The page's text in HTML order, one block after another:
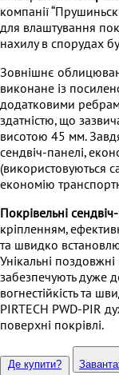
компанії
для влаштування
нахилу в спорудах
Зовнішнє
виконане із
додатковими
здатністю, що
висотою 45 мм.
сендвіч-панелі,
(використовуються
економію
Покрівельні
кріпленням,
та швидко
Унікальні
забезпечують дуже
вогнестійкість та
PIRTECH PWD-PIR
поверхні покрівлі.
Де купити?